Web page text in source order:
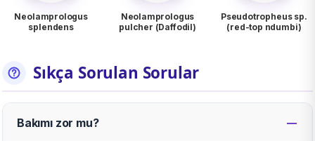
Neolamprologus
splendens
Neolamprologus
pulcher (Daffodil)
Pseudotropheus sp.
(red-top ndumbi)
Sıkça Sorulan Sorular
Bakımı zor mu?